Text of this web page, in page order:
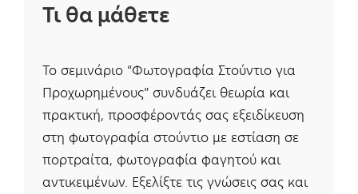
Τι θα μάθετε
Το σεμινάριο “Φωτογραφία Στούντιο για
Προχωρημένους” συνδυάζει θεωρία και
πρακτική, προσφέροντάς σας εξειδίκευση
στη φωτογραφία στούντιο με εστίαση σε
πορτραίτα, φωτογραφία φαγητού και
αντικειμένων. Εξελίξτε τις γνώσεις σας και